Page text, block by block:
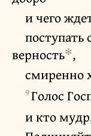
и чего
поступать
верность✻,
смиренно
9Голос
и кто